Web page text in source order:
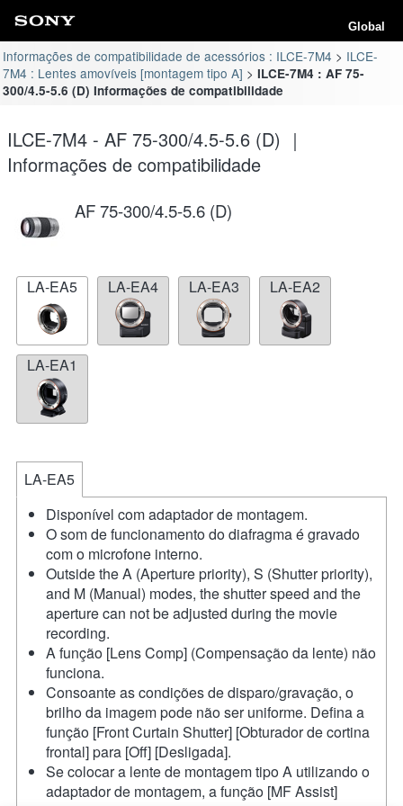
Global
Informações de compatibilidade de acessórios : ILCE-7M4
ILCE-
7M4 : Lentes amovíveis [montagem tipo A]
ILCE-7M4 : AF 75-
300/4.5-5.6 (D) Informações de compatibilidade
ILCE-7M4 - AF 75-300/4.5-5.6 (D) ｜
Informações de compatibilidade
AF 75-300/4.5-5.6 (D)
LA-EA5 LA-EA4 LA-EA3 LA-EA2
LA-EA1
LA-EA5
Disponível com adaptador de montagem.
O som de funcionamento do diafragma é gravado
com o microfone interno.
Outside the A (Aperture priority), S (Shutter priority),
and M (Manual) modes, the shutter speed and the
aperture can not be adjusted during the movie
recording.
A função [Lens Comp] (Compensação da lente) não
funciona.
Consoante as condições de disparo/gravação, o
brilho da imagem pode não ser uniforme. Defina a
função [Front Curtain Shutter] [Obturador de cortina
frontal] para [Off] [Desligada].
Se colocar a lente de montagem tipo A utilizando o
adaptador de montagem, a função [MF Assist]